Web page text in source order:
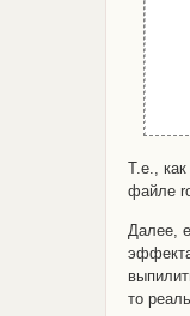
Т.е.,
файле
Далее,
то